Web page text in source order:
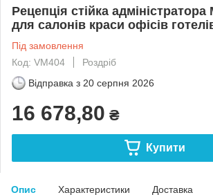
Рецепція стійка
для салонів краси офісів
Під замовлення
Код: VM404
Роздріб
Відправка з 20 серпня 2026
16 678,80 ₴
Купити
Опис Характеристики Доставка